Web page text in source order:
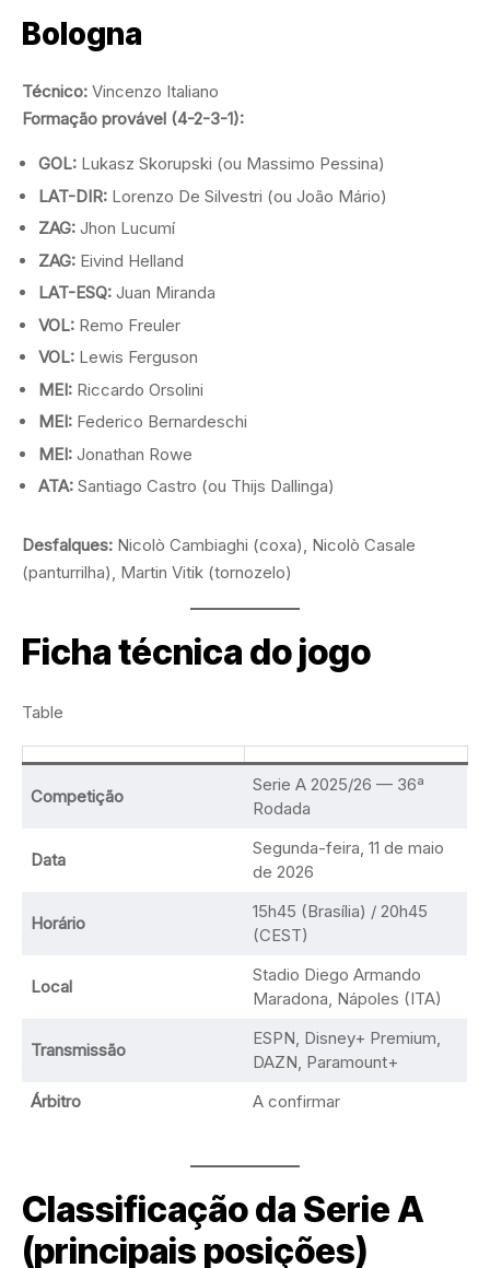
Bologna
Técnico: Vincenzo Italiano
Formação provável (4-2-3-1):
GOL: Lukasz Skorupski (ou Massimo Pessina)
LAT-DIR: Lorenzo De Silvestri (ou João Mário)
ZAG: Jhon Lucumí
ZAG: Eivind Helland
LAT-ESQ: Juan Miranda
VOL: Remo Freuler
VOL: Lewis Ferguson
MEI: Riccardo Orsolini
MEI: Federico Bernardeschi
MEI: Jonathan Rowe
ATA: Santiago Castro (ou Thijs Dallinga)
Desfalques: Nicolò Cambiaghi (coxa), Nicolò Casale
(panturrilha), Martin Vitik (tornozelo)
Ficha técnica do jogo
Table
Competição
Serie A 2025/26 — 36ª
Rodada
Data
Segunda-feira, 11 de maio
de 2026
Horário
15h45 (Brasília) / 20h45
(CEST)
Local
Stadio Diego Armando
Maradona, Nápoles (ITA)
Transmissão
ESPN, Disney+ Premium,
DAZN, Paramount+
Árbitro
A confirmar
Classificação da Serie A
(principais posições)